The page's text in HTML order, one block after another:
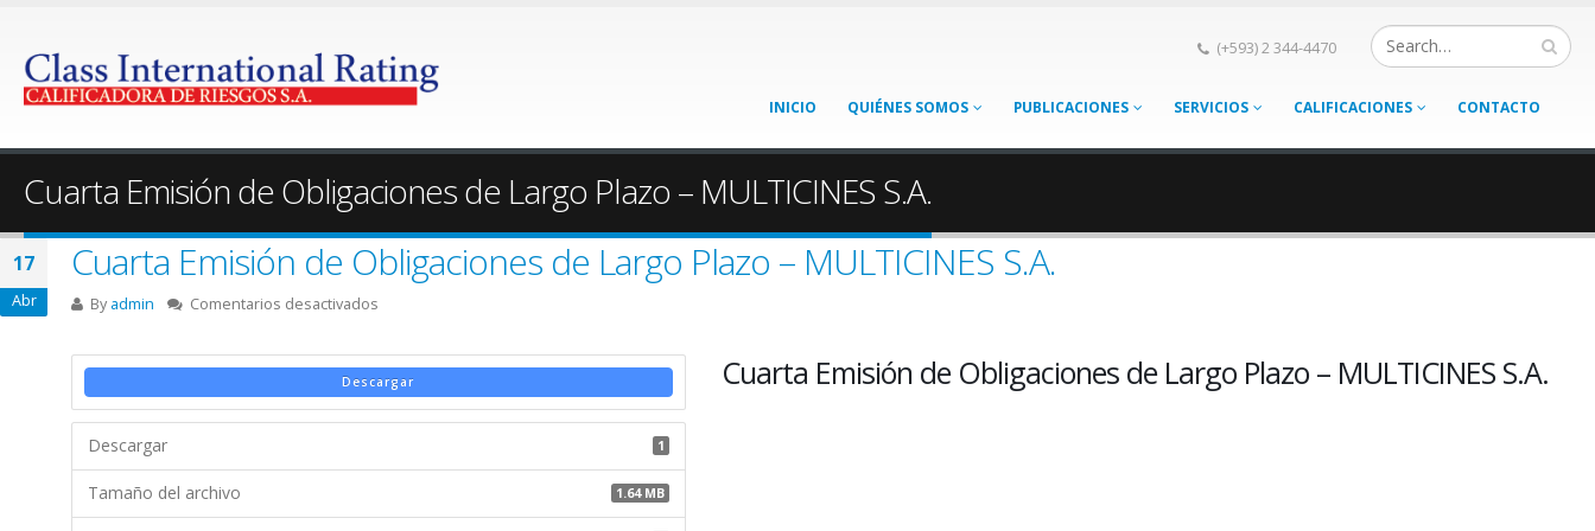
(+593) 2 344-4470
INICIO QUIÉNES SOMOS PUBLICACIONES SERVICIOS CALIFICACIONES CONTACTO
Cuarta Emisión de Obligaciones de Largo Plazo – MULTICINES S.A.
17
Abr
Cuarta Emisión de Obligaciones de Largo Plazo – MULTICINES S.A.
By admin Comentarios desactivados
Emisión
de
Obligaciones
Descargar
Descargar 1
Tamaño del archivo 1.64 MB
Cuarta Emisión de Obligaciones de Largo Plazo – MULTICINES S.A.